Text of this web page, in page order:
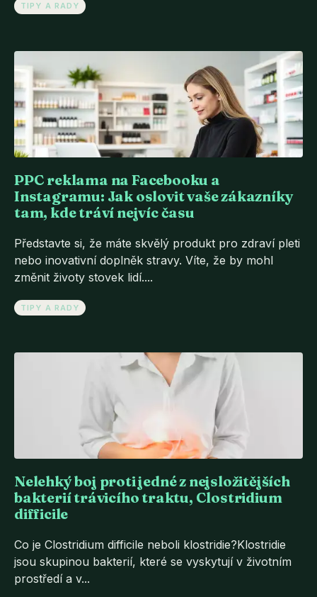
TIPY A RADY
PPC reklama na Facebooku a
Instagramu: Jak oslovit vaše zákazníky
tam, kde tráví nejvíc času
Představte si, že máte skvělý produkt pro zdraví pleti
nebo inovativní doplněk stravy. Víte, že by mohl
změnit životy stovek lidí....
TIPY A RADY
Nelehký boj proti jedné z nejsložitějších
bakterií trávicího traktu, Clostridium
difficile
Co je Clostridium difficile neboli klostridie?Klostridie
jsou skupinou bakterií, které se vyskytují v životním
prostředí a v...